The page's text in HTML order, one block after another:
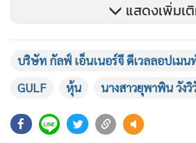
เนื่องจากโครงการโรงไฟฟ้า DIPWP ใน
เปิดดำเนินการเชิงพาณิชย์ที่เพิ่มขึ้นจาก
ไตรมาส 3/2565 เป็น 326 เมกะวัตต์ ตั้
ส่งผลให้ GULF สามารถรับรู้ส่วนแบ่งกำ
174 ล้านบาท หรือเพิ่มขึ้น 306% YoY แ
Core Profit จากโครงการโรงไฟฟ้า
แสดงเพิ่มเ
บริษัท กัลฟ์ เอ็นเนอร์จี ดีเวลลอปเมน
GULF
หุ้น นางสาวยุพาพิน วัง